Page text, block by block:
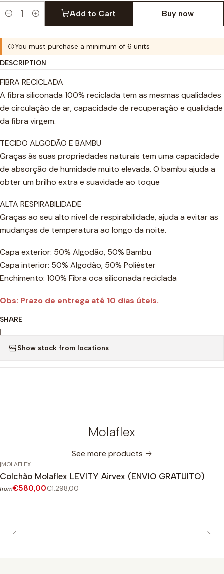
Quantity
Add to Cart Buy now
You must purchase a minimum of 6 units
DESCRIPTION
FIBRA RECICLADA
A fibra siliconada 100% reciclada tem as mesmas qualidades
de circulação de ar, capacidade de recuperação e qualidade
da fibra virgem.
TECIDO ALGODÃO E BAMBU
Graças às suas propriedades naturais tem uma capacidade
de absorção de humidade muito elevada. O bambu ajuda a
obter um brilho extra e suavidade ao toque
ALTA RESPIRABILIDADE
Graças ao seu alto nível de respirabilidade, ajuda a evitar as
mudanças de temperatura ao longo da noite.
Capa exterior: 50% Algodão, 50% Bambu
Capa interior: 50% Algodão, 50% Poliéster
Enchimento: 100% Fibra oca siliconada reciclada
Obs: Prazo de entrega até 10 dias úteis.
SHARE
|
Show stock from locations
Molaflex
See more products
-55% OFF
|MOLAFLEX
Colchão Molaflex LEVITY Airvex (ENVIO GRATUITO)
from€580,00€1.298,00